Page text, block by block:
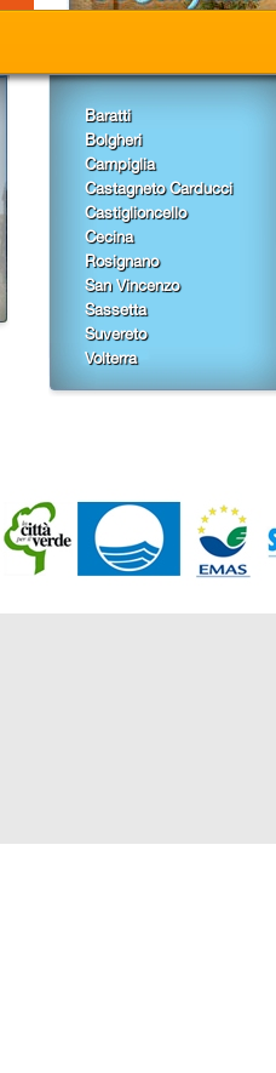
Baratti
Bolgheri
Campiglia
Castagneto Carducci
Castiglioncello
Cecina
Rosignano
San Vincenzo
Sassetta
Suvereto
Volterra